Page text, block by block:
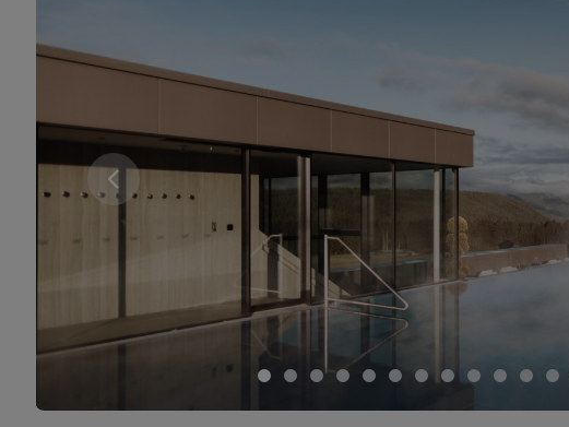
Er zijn momenteel geen kamers beschikbaar voor deze